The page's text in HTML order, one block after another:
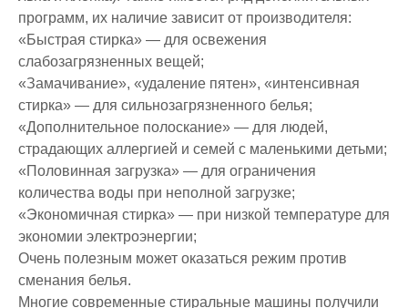
программ, их наличие зависит от производителя:
«Быстрая стирка» — для освежения
слабозагрязненных вещей;
«Замачивание», «удаление пятен», «интенсивная
стирка» — для сильнозагрязненного белья;
«Дополнительное полоскание» — для людей,
страдающих аллергией и семей с маленькими детьми;
«Половинная загрузка» — для ограничения
количества воды при неполной загрузке;
«Экономичная стирка» — при низкой температуре для
экономии электроэнергии;
Очень полезным может оказаться режим против
сменания белья.
Многие современные стиральные машины получили